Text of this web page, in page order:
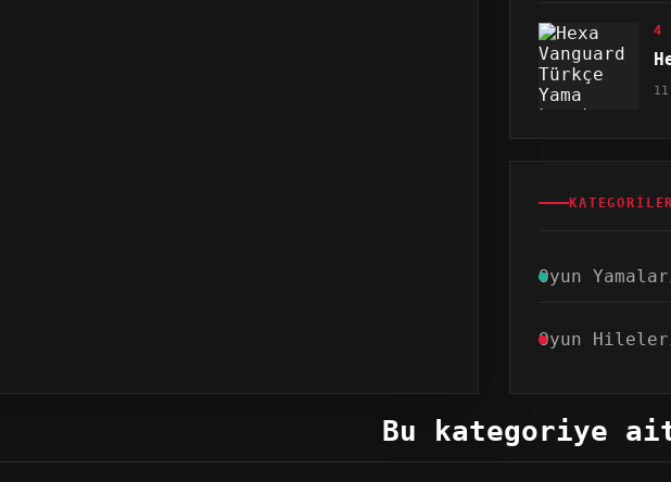
4
KATEGORILER
Oyun
Oyun
Bu kategoriye